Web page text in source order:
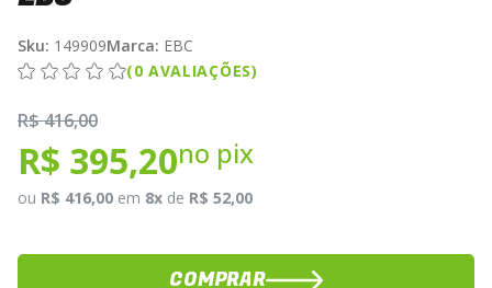
Sku: 149909Marca: EBC
(0 AVALIAÇÕES)
R$ 416,00
R$ 395,20no pix
ou R$ 416,00 em 8x de R$ 52,00
COMPRAR